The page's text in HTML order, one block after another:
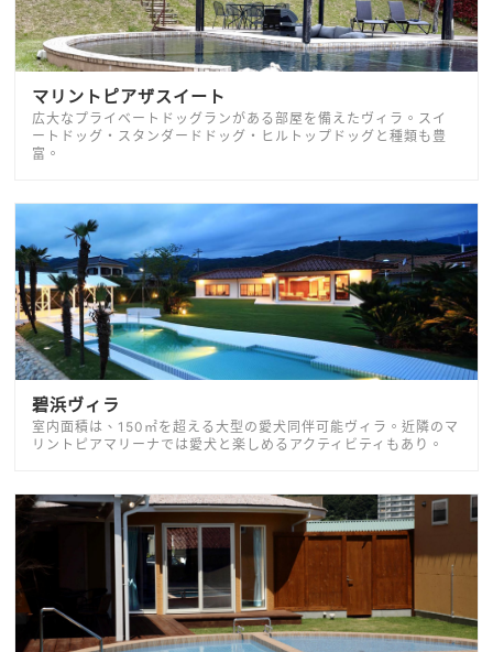
マリントピアザスイート
広大なプライベートドッグランがある部屋を備えたヴィラ。スイ
ートドッグ・スタンダードドッグ・ヒルトップドッグと種類も豊
富。
碧浜ヴィラ
室内面積は、150㎡を超える大型の愛犬同伴可能ヴィラ。近隣のマ
リントピアマリーナでは愛犬と楽しめるアクティビティもあり。